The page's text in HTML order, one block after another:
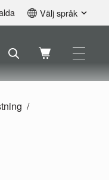
Välj språk
Svenska
Français
Nederlands